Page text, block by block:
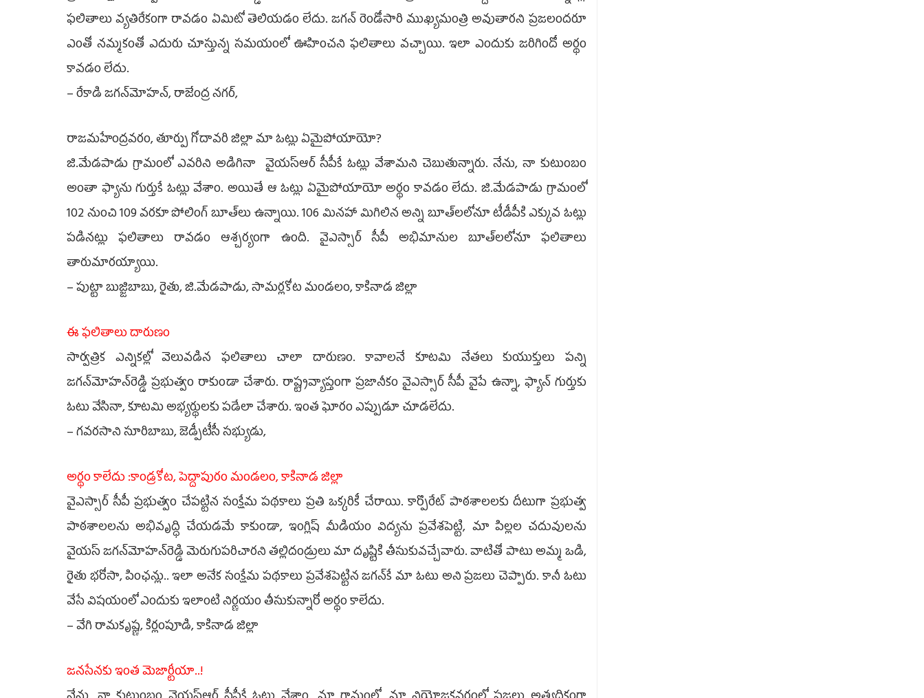
ఫలితాలు వ్యతిరేకంగా రావడం ఏమిటో తెలియడం లేదు. జగన్‌ రెండోసారి ముఖ్యమంత్రి అవుతారని ప్రజలందరూ
ఎంతో నమ్మకంతో ఎదురు చూస్తున్న సమయంలో ఊహించని ఫలితాలు వచ్చాయి. ఇలా ఎందుకు జరిగిందో అర్థం
కావడం లేదు.
– రేకాడి జగన్‌మోహన్, రాజేంద్ర నగర్,
రాజమహేంద్రవరం, తూర్పు గోదావరి జిల్లా మా ఓట్లు ఏమైపోయాయో?
జి.మేడపాడు గ్రామంలో ఎవరిని అడిగినా వైయ‌స్ఆర్‌ సీపీకే ఓట్లు వేశామని చెబుతున్నారు. నేను, నా కుటుంబం
అంతా ఫ్యాను గుర్తుకే ఓట్లు వేశాం. అయితే ఆ ఓట్లు ఏమైపోయాయో అర్థం కావడం లేదు. జి.మేడపాడు గ్రామంలో
102 నుంచి 109 వరకూ పోలింగ్‌ బూత్‌లు ఉన్నాయి. 106 మినహా మిగిలిన అన్ని బూత్‌లలోనూ టీడీపీకి ఎక్కువ ఓట్లు
పడినట్లు ఫలితాలు రావడం ఆశ్చర్యంగా ఉంది. వైఎస్సార్‌ సీపీ అభిమానుల బూత్‌లలోనూ ఫలితాలు
తారుమారయ్యాయి.
– పుట్టా బుజ్జిబాబు, రైతు, జి.మేడపాడు, సామర్లకోట మండలం, కాకినాడ జిల్లా
ఈ ఫలితాలు దారుణం
సార్వత్రిక ఎన్నికల్లో వెలువడిన ఫలితాలు చాలా దారుణం. కావాలనే కూటమి నేతలు కుయుక్తులు పన్ని
జగన్‌మోహన్‌రెడ్డి ప్రభుత్వం రాకుండా చేశారు. రాష్ట్రవ్యాప్తంగా ప్రజానీకం వైఎస్సార్‌ సీపీ వైపే ఉన్నా, ఫ్యాన్‌ గుర్తుకు
ఓటు వేసినా, కూటమి అభ్యర్థులకు పడేలా చేశారు. ఇంత ఘోరం ఎప్పుడూ చూడలేదు.
– గవరసాని సూరిబాబు, జెడ్పీటీసీ సభ్యుడు,
అర్థం కాలేదు :కాండ్రకోట, పెద్దాపురం మండలం, కాకినాడ జిల్లా
వైఎస్సార్‌ సీపీ ప్రభుత్వం చేపట్టిన సంక్షేమ పథకాలు ప్రతి ఒక్కరికీ చేరాయి. కార్పొరేట్‌ పాఠశాలలకు దీటుగా ప్రభుత్వ
పాఠశాలలను అభివృద్ధి చేయడమే కాకుండా, ఇంగ్లిష్‌ మీడియం విద్యను ప్రవేశపెట్టి, మా పిల్లల చదువులను
వైయ‌స్‌ జగన్‌మోహన్‌రెడ్డి మెరుగుపరిచారని తల్లిదండ్రులు మా దృష్టికి తీసుకువచ్చేవారు. వాటితో పాటు అమ్మ ఒడి,
రైతు భరోసా, పింఛన్లు.. ఇలా అనేక సంక్షేమ పథకాలు ప్రవేశపెట్టిన జగన్‌కే మా ఓటు అని ప్రజలు చెప్పారు. కానీ ఓటు
వేసే విషయంలో ఎందుకు ఇలాంటి నిర్ణయం తీసుకున్నారో అర్థం కాలేదు.
– వేగి రామకృష్ణ, కిర్లంపూడి, కాకినాడ జిల్లా
జనసేనకు ఇంత మెజార్టీయా..!